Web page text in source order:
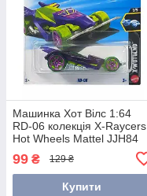
Машинка Хот Вілс 1:64
RD-06 колекція X-Raycers
Hot Wheels Mattel JJH84
99 ₴ 129 ₴
Купити